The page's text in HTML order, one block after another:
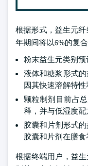
根据形式，益生元
年期间将以6%的复
粉末益生元类别预
液体和糖浆形式
因其快速溶解特性
颗粒制剂目前占
释，并与低湿度配
胶囊和片剂形式
胶囊和片剂在膳
根据终端用户，益